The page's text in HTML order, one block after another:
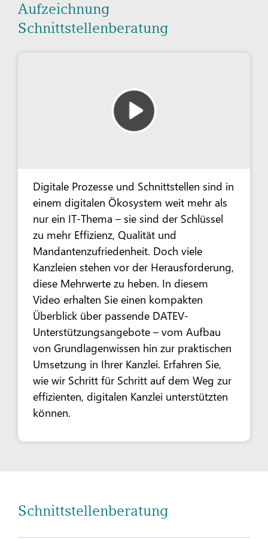
Aufzeichnung
Schnittstellenberatung
Digitale Prozesse und Schnittstellen sind in
einem digitalen Ökosystem weit mehr als
nur ein IT-Thema – sie sind der Schlüssel
zu mehr Effizienz, Qualität und
Mandantenzufriedenheit. Doch viele
Kanzleien stehen vor der Herausforderung,
diese Mehrwerte zu heben. In diesem
Video erhalten Sie einen kompakten
Überblick über passende DATEV-
Unterstützungsangebote – vom Aufbau
von Grundlagenwissen hin zur praktischen
Umsetzung in Ihrer Kanzlei. Erfahren Sie,
wie wir Schritt für Schritt auf dem Weg zur
effizienten, digitalen Kanzlei unterstützten
können.
Schnittstellenberatung